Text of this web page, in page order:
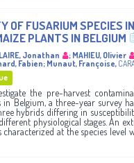
OF FUSARIUM SPECIES
PLANTS IN BELGIUM
Jonathan ; MAHIEU, Olivier
Fabien; Munaut, Françoise,
the pre-harvest
in Belgium, a three-year survey
hybrids differing in
physiological stages. An
characterized at the species level